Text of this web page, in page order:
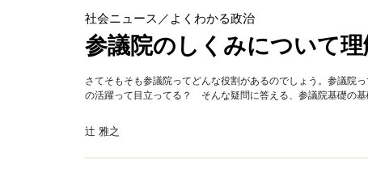
社会ニュース ／よくわかる政治
参議院のしくみについて理
さてそもそも参議院ってどんな役割があるのでしょう。参議
の活躍って目立ってる？ そんな疑問に答える、参議院基礎の基
辻 雅之